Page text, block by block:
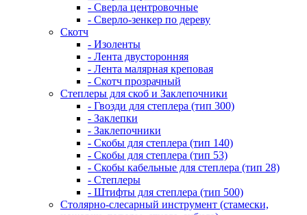
- Сверла центровочные
- Сверло-зенкер по дереву
Скотч
- Изоленты
- Лента двусторонняя
- Лента малярная креповая
- Скотч прозрачный
Степлеры для скоб и Заклепочники
- Гвозди для степлера (тип 300)
- Заклепки
- Заклепочники
- Скобы для степлера (тип 140)
- Скобы для степлера (тип 53)
- Скобы кабельные для степлера (тип 28)
- Степлеры
- Штифты для степлера (тип 500)
Столярно-слесарный инструмент (стамески,